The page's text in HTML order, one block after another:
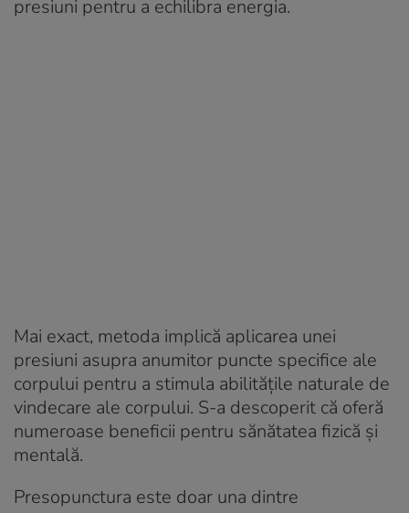
presiuni pentru a echilibra energia.
Mai exact, metoda implică aplicarea unei
presiuni asupra anumitor puncte specifice ale
corpului pentru a stimula abilitățile naturale de
vindecare ale corpului. S-a descoperit că oferă
numeroase beneficii pentru sănătatea fizică și
mentală.
Presopunctura este doar una dintre